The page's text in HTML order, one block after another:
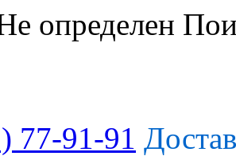
определен
77-91-91